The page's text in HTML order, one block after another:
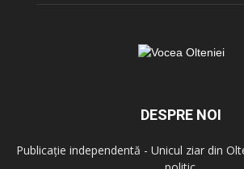
DESPRE NOI
Publicație independentă - Unicul ziar din